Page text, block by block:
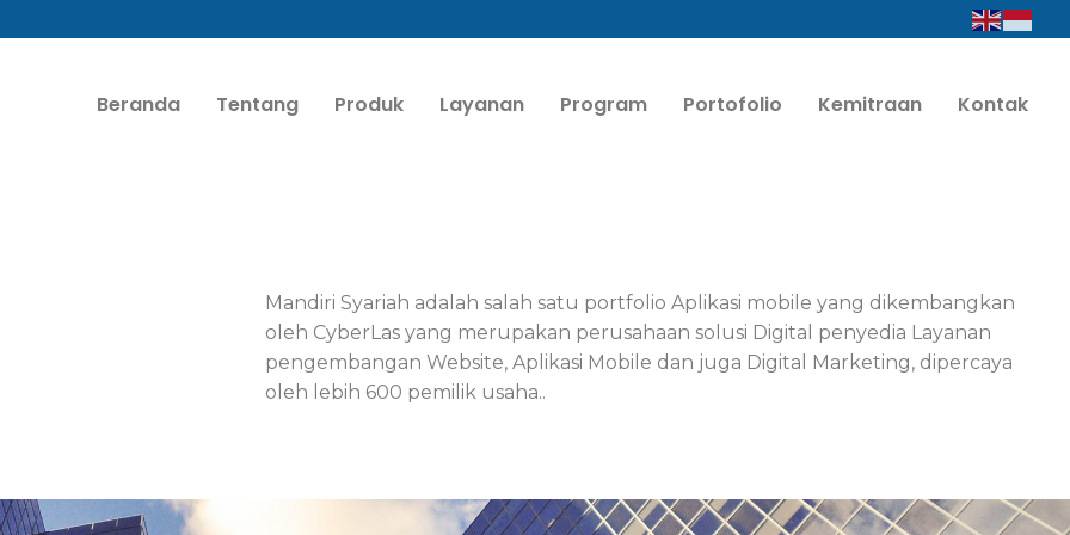
Beranda
Tentang Produk Layanan Program Portofolio Kemitraan Kontak
Mandiri Syariah adalah salah satu portfolio Aplikasi mobile yang dikembangkan
oleh CyberLas yang merupakan perusahaan solusi Digital penyedia Layanan
pengembangan Website, Aplikasi Mobile dan juga Digital Marketing, dipercaya
oleh lebih 600 pemilik usaha..